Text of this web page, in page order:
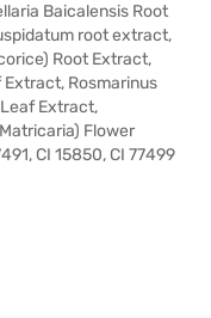
Baicalensis Root
root extract,
Root Extract,
Extract, Rosmarinus
Extract,
Flower
CI 15850, CI 77499